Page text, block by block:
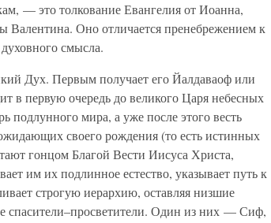
— это толкование Евангелия от Иоанна,
Валентина. Оно отличается пренебрежением к
смысла.
Дух. Первым получает его Йалдаваоф или
в первую очередь до великого Царя небесных
подлунного мира, а уже после этого весть
своего рождения (то есть истинных
гонцом Благой Вести Иисуса Христа,
им их подлинное естество, указывает путь к
строгую иерархию, оставляя низшие
спасители–просветители. Один из них — Сиф,